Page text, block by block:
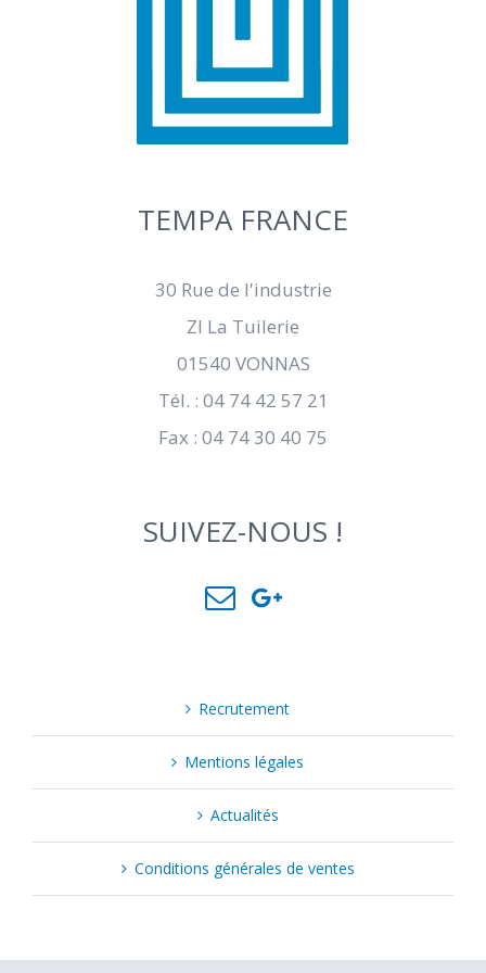
TEMPA FRANCE
30 Rue de l'industrie
ZI La Tuilerie
01540 VONNAS
Tél. : 04 74 42 57 21
Fax : 04 74 30 40 75
SUIVEZ-NOUS !
Recrutement
Mentions légales
Actualités
Conditions générales de ventes